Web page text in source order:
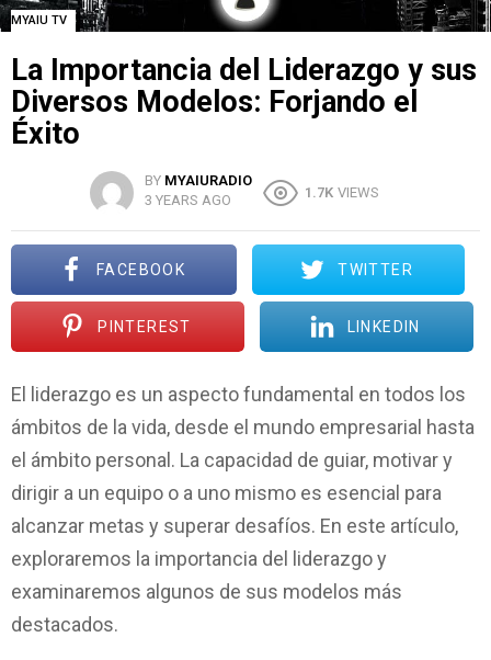
MYAIU TV
La Importancia del Liderazgo y sus
Diversos Modelos: Forjando el
Éxito
BY MYAIURADIO
3 YEARS AGO
1.7K VIEWS
FACEBOOK TWITTER
PINTEREST LINKEDIN
El liderazgo es un aspecto fundamental en todos los
ámbitos de la vida, desde el mundo empresarial hasta
el ámbito personal. La capacidad de guiar, motivar y
dirigir a un equipo o a uno mismo es esencial para
alcanzar metas y superar desafíos. En este artículo,
exploraremos la importancia del liderazgo y
examinaremos algunos de sus modelos más
destacados.